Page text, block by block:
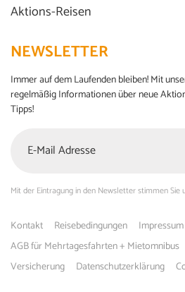
Aktions-Reisen
NEWSLETTER
Immer auf dem Laufenden bleiben! Mit
regelmäßig Informationen über neue
Tipps!
Mit der Eintragung in den Newsletter stimmen Sie
Kontakt Reisebedingungen
Impressum
AGB für Mehrtagesfahrten + Mietomnibus
Versicherung
Datenschutzerklärung